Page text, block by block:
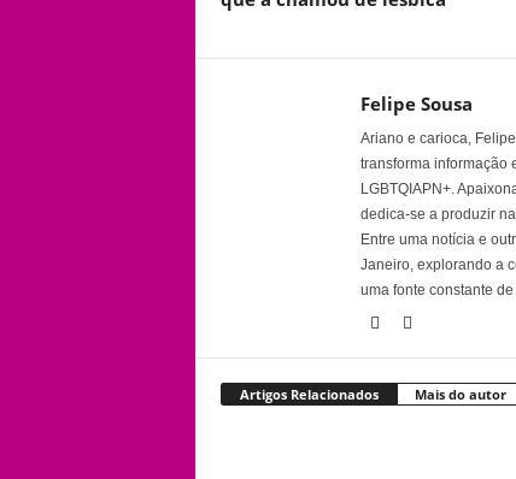
Felipe Sousa
Ariano e carioca,
transforma informação
LGBTQIAPN+.
dedica-se a produzir
Entre uma notícia e
Janeiro, explorando a
uma fonte constante
Artigos Relacionados Mais do autor